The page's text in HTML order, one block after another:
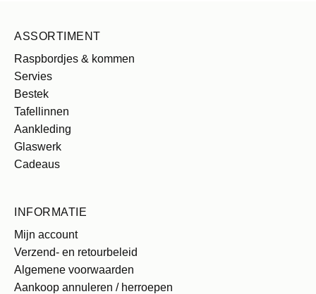
ASSORTIMENT
Raspbordjes & kommen
Servies
Bestek
Tafellinnen
Aankleding
Glaswerk
Cadeaus
INFORMATIE
Mijn account
Verzend- en retourbeleid
Algemene voorwaarden
Aankoop annuleren / herroepen